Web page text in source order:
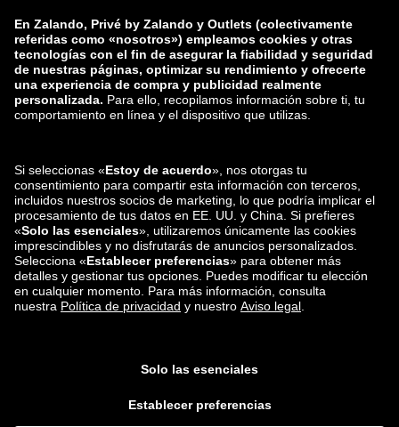
zalando-prive.es
zalando-lounge.lt zalando-lounge.sk
zalando-lounge.ro zalando-lounge.hr
zalando-lounge.lu zalando-lounge.ee
zalando-lounge.lv zalando-lounge.no
También nos
encuentras en
*En comparación con el precio de venta recomendado